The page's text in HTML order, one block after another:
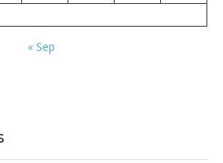
« Sep